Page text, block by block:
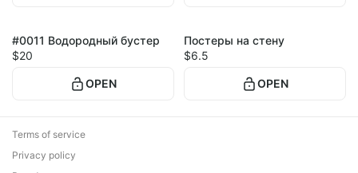
#0011 Водородный бустер
$20
OPEN
10
Постеры на стену
$6.5
OPEN
Terms of service
Privacy policy